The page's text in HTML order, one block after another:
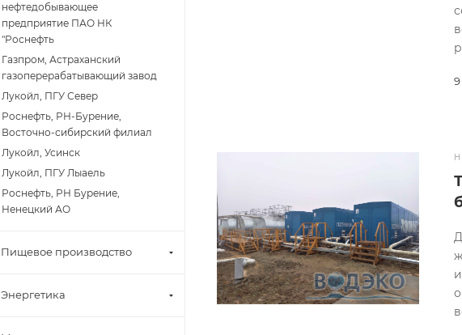
нефтедобывающее
предприятие ПАО НК
"Роснефть
Газпром, Астраханский
газоперерабатывающий завод
Лукойл, ПГУ Север
Роснефть, РН-Бурение,
Восточно-сибирский филиал
Лукойл, Усинск
Лукойл, ПГУ Лыаель
Роснефть, РН Бурение,
Ненецкий АО
Пищевое производство
Энергетика